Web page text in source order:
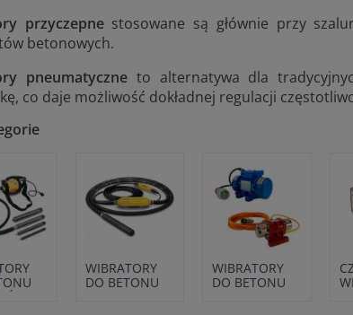
przyczepnestosowane są głównie przy
betonowych.
pneumatyczneto alternatywa dla
co daje możliwość dokładnej regulacji
WIBRATORY
DO BETONU
WIBRATORY
DO BETONU